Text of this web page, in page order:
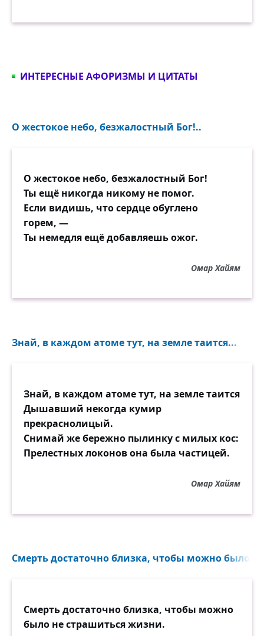
ИНТЕРЕСНЫЕ АФОРИЗМЫ И ЦИТАТЫ
О жестокое небо, безжалостный Бог!..
О жестокое небо, безжалостный Бог!
Ты ещё никогда никому не помог.
Если видишь, что сердце обуглено
горем, —
Ты немедля ещё добавляешь ожог.
Омар Хайям
Знай, в каждом атоме тут, на земле таится...
Знай, в каждом атоме тут, на земле таится
Дышавший некогда кумир
прекраснолицый.
Снимай же бережно пылинку с милых кос:
Прелестных локонов она была частицей.
Омар Хайям
Смерть достаточно близка, чтобы можно было...
Смерть достаточно близка, чтобы можно
было не страшиться жизни.